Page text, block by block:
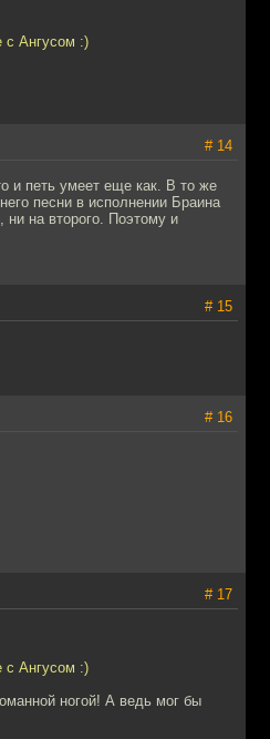
с Ангусом :)
# 14
и петь умеет еще как. В то же
песни в исполнении Браина
ни на второго. Поэтому и
# 15
# 16
# 17
с Ангусом :)
ногой! А ведь мог бы